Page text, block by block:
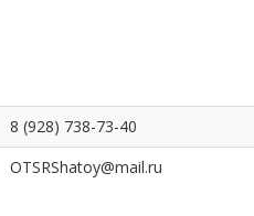
8 (928) 738-73-40
OTSRShatoy@mail.ru